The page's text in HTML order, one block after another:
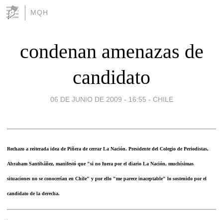
MQH
condenan amenazas de
candidato
06 DE JUNIO DE 2009 - 16:55 - CHILE
Rechazo a reiterada idea de Piñera de cerrar La Nación. Presidente del Colegio de Periodistas,
Abraham Santibáñez, manifestó que "si no fuera por el diario La Nación, muchísimas
situaciones no se conocerían en Chile" y por ello "me parece inaceptable" lo sostenido por el
candidato de la derecha.